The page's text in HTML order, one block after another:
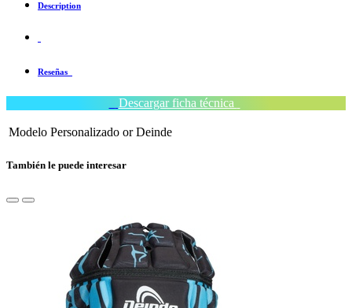
Description
Reseñas
Descargar ficha técnica
Modelo Personalizado orDeinde
También le puede interesar